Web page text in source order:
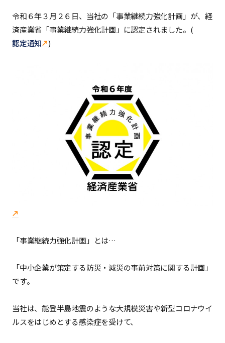
令和６年３月２６日、当社の「事業継続力強化計画」が、経
済産業省「事業継続力強化計画」に認定されました。(
認定通知
)
「事業継続力強化計画」とは…
「中小企業が策定する防災・減災の事前対策に関する計画」
です。
当社は、能登半島地震のような大規模災害や新型コロナウイ
ルスをはじめとする感染症を受けて、